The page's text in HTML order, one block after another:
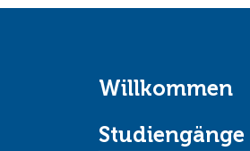
Willkommen
Studiengänge